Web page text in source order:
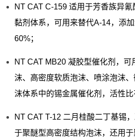
NT CAT C-159 适用于芳香族异
黏剂体系，可用来替代A-14，添
60%；
NT CAT MB20 凝胶型催化剂，可
沫、高密度软质泡沫、喷涂泡沫
沫体系中的锡金属催化剂，活性比
NT CAT T-12 二月桂酸二丁基锡
于聚醚型高密度结构泡沫，还用